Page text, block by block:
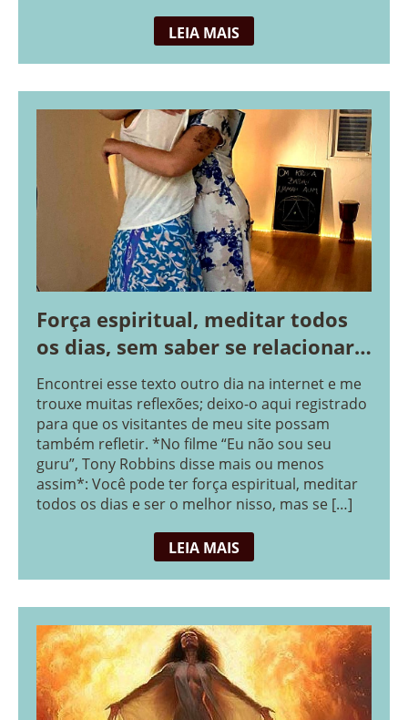
LEIA MAIS
Força espiritual, meditar todos
os dias, sem saber se relacionar,
não é evolução.
Encontrei esse texto outro dia na internet e me
trouxe muitas reflexões; deixo-o aqui registrado
para que os visitantes de meu site possam
também refletir. *No filme “Eu não sou seu
guru”, Tony Robbins disse mais ou menos
assim*: Você pode ter força espiritual, meditar
todos os dias e ser o melhor nisso, mas se […]
LEIA MAIS